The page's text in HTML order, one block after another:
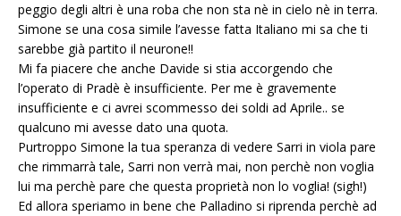
peggio degli altri è una roba che non sta nè in cielo nè in terra.
Simone se una cosa simile l’avesse fatta Italiano mi sa che ti
sarebbe già partito il neurone!!
Mi fa piacere che anche Davide si stia accorgendo che
l’operato di Pradè è insufficiente. Per me è gravemente
insufficiente e ci avrei scommesso dei soldi ad Aprile.. se
qualcuno mi avesse dato una quota.
Purtroppo Simone la tua speranza di vedere Sarri in viola pare
che rimmarrà tale, Sarri non verrà mai, non perchè non voglia
lui ma perchè pare che questa proprietà non lo voglia! (sigh!)
Ed allora speriamo in bene che Palladino si riprenda perchè ad